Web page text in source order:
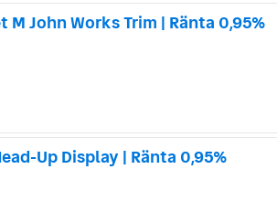
M John Works Trim | Ränta 0,95%
Up Display | Ränta 0,95%